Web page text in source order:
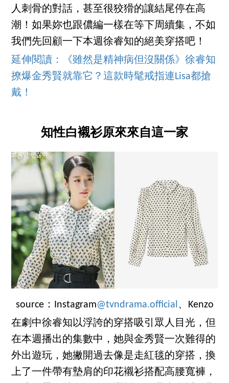
人刺骨的對話，甚至很狡猾的讓結尾停在高
潮！如果妳也跟儂編一樣在等下周續集，不如
我們先回顧一下本週徐睿知的絕美穿搭吧！
延伸閱讀：《雖然是精神病但沒關係》徐睿知
撩爆金秀賢就靠它？這款時髦戒指連Lisa都搶
戴！
知性白襯衫原來來自這一家
source：Instagram@tvndrama.official、Kenzo
在劇中徐睿知以浮誇的穿搭吸引眾人目光，但
在本週播出的集數中，她與金秀賢一次難得的
外出遊玩，她撇開過去像是走紅毯的穿搭，換
上了一件帶有墊肩的印花襯衫搭配高腰寬褲，